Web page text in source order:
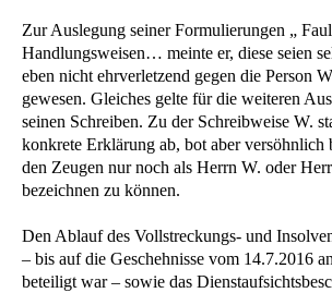
Zur Auslegung seiner Formulierungen „
Handlungsweisen… meinte er, diese seien
eben nicht ehrverletzend gegen die Person
gewesen. Gleiches gelte für die weiteren
seinen Schreiben. Zu der Schreibweise W.
konkrete Erklärung ab, bot aber versöhnlich
den Zeugen nur noch als Herrn W. oder
bezeichnen zu können.
Den Ablauf des Vollstreckungs- und
– bis auf die Geschehnisse vom 14.7.2016
beteiligt war – sowie das